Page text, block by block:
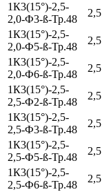
1К3(15°)-2,5-
2,0-Ф3-ß-Тр.48
2,5
1К3(15°)-2,5-
2,0-Ф5-ß-Тр.48
2,5
1К3(15°)-2,5-
2,0-Ф6-ß-Тр.48
2,5
1К3(15°)-2,5-
2,5-Ф2-ß-Тр.48
2,5
1К3(15°)-2,5-
2,5-Ф3-ß-Тр.48
2,5
1К3(15°)-2,5-
2,5-Ф5-ß-Тр.48
2,5
1К3(15°)-2,5-
2,5-Ф6-ß-Тр.48
2,5